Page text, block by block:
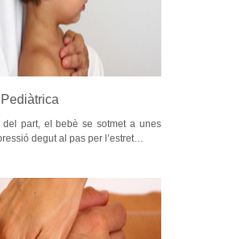
del part, el bebè se sotmet a unes
degut al pas per l’estret…